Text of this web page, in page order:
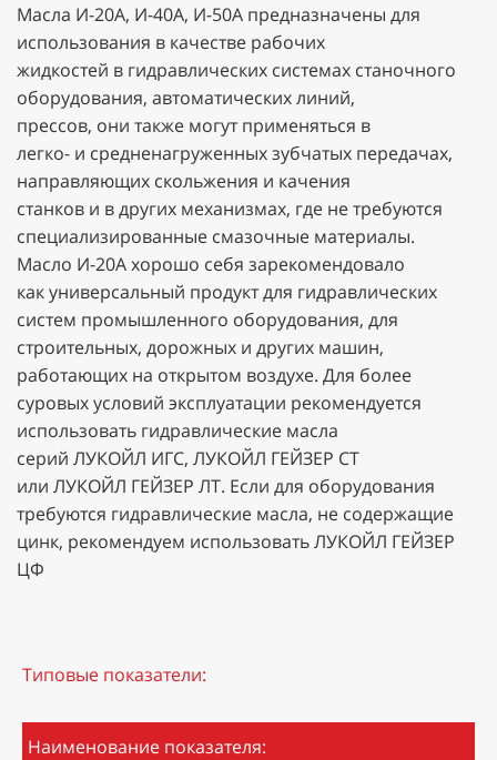
Масла И-20А, И-40А, И-50А предназначены для
использования в качестве рабочих
жидкостей в гидравлических системах станочного
оборудования, автоматических линий,
прессов, они также могут применяться в
легко- и средненагруженных зубчатых передачах,
направляющих скольжения и качения
станков и в других механизмах, где не требуются
специализированные смазочные материалы.
Масло И-20А хорошо себя зарекомендовало
как универсальный продукт для гидравлических
систем промышленного оборудования, для
строительных, дорожных и других машин,
работающих на открытом воздухе. Для более
суровых условий эксплуатации рекомендуется
использовать гидравлические масла
серий ЛУКОЙЛ ИГС, ЛУКОЙЛ ГЕЙЗЕР СТ
или ЛУКОЙЛ ГЕЙЗЕР ЛТ. Если для оборудования
требуются гидравлические масла, не содержащие
цинк, рекомендуем использовать ЛУКОЙЛ ГЕЙЗЕР
ЦФ
Типовые показатели:
Наименование показателя: